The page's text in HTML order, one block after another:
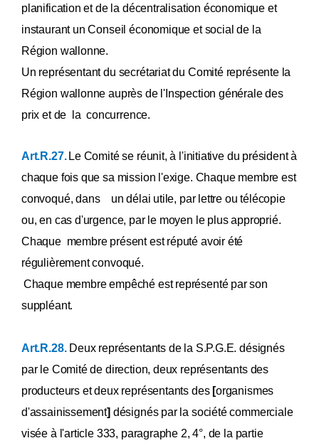
planification et de la décentralisation économique et
instaurant un Conseil économique et social de la
Région wallonne.
Un représentant du secrétariat du Comité représente la
Région wallonne auprès de l'Inspection générale des
prix et de la concurrence.
Art.R.27. Le Comité se réunit, à l'initiative du président à
chaque fois que sa mission l'exige. Chaque membre est
convoqué, dans un délai utile, par lettre ou télécopie
ou, en cas d'urgence, par le moyen le plus approprié.
Chaque membre présent est réputé avoir été
régulièrement convoqué.
Chaque membre empêché est représenté par son
suppléant.
Art.R.28. Deux représentants de la S.P.G.E. désignés
par le Comité de direction, deux représentants des
producteurs et deux représentants des [organismes
d'assainissement] désignés par la société commerciale
visée à l'article 333, paragraphe 2, 4°, de la partie